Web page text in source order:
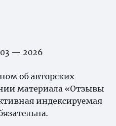
— 2026
об авторских
материала «Отзывы
индексируемая